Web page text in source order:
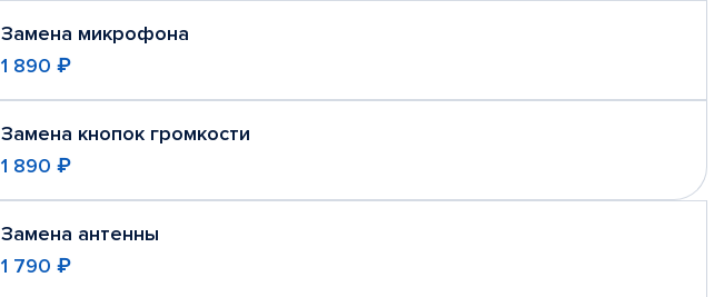
Замена микрофона
1 890 ₽
Замена кнопок громкости
1 890 ₽
Замена антенны
1 790 ₽